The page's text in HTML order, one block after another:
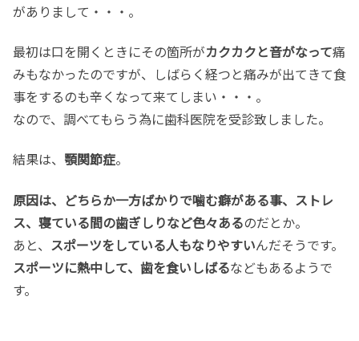
がありまして・・・。
最初は口を開くときにその箇所がカクカクと音がなって痛
みもなかったのですが、しばらく経つと痛みが出てきて食
事をするのも辛くなって来てしまい・・・。
なので、調べてもらう為に歯科医院を受診致しました。
結果は、 顎関節症。
原因は、どちらか一方ばかりで噛む癖がある事、ストレ
ス、寝ている間の歯ぎしりなど色々あるのだとか。
あと、 スポーツをしている人もなりやすいんだそうです。
スポーツに熱中して、歯を食いしばるなどもあるようで
す。